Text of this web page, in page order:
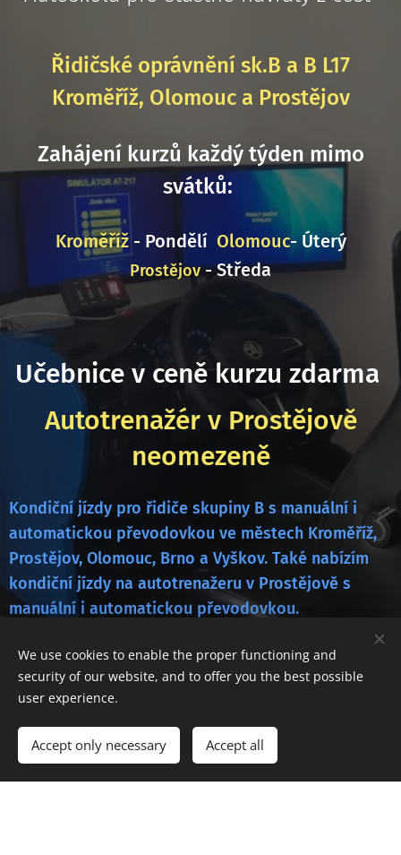
Řidičské oprávnění sk.B a B L17
Kroměříž, Olomouc a Prostějov
Zahájení kurzů každý týden mimo
svátků:
Kroměříž - Pondělí Olomouc- Úterý
Prostějov- Středa
Učebnice v ceně kurzu zdarma
Autotrenažér v Prostějově
neomezeně
Kondiční jízdy pro řidiče skupiny B s manuální i
automatickou převodovkou ve městech Kroměříž,
Prostějov, Olomouc, Brno a Vyškov. Také nabízím
kondiční jízdy na autotrenažeru v Prostějově s
manuální i automatickou převodovkou.
We use cookies to enable the proper functioning and
security of our website, and to offer you the best possible
user experience.
Accept only necessary Accept all